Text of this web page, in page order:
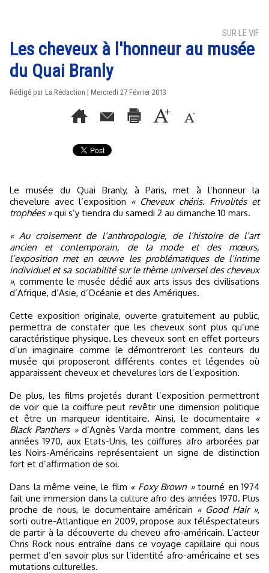
SUR LE VIF
Les cheveux à l'honneur au musée
du Quai Branly
Rédigé par La Rédaction | Mercredi 27 Février 2013
Le musée du Quai Branly, à Paris, met à l’honneur la
chevelure avec l’exposition « Cheveux chéris. Frivolités et
trophées »qui s’y tiendra du samedi 2 au dimanche 10 mars.
« Au croisement de l’anthropologie, de l’histoire de l’art
ancien et contemporain, de la mode et des mœurs,
l’exposition met en œuvre les problématiques de l’intime
individuel et sa sociabilité sur le thème universel des cheveux
», commente le musée dédié aux arts issus des civilisations
d’Afrique, d’Asie, d’Océanie et des Amériques.
Cette exposition originale, ouverte gratuitement au public,
permettra de constater que les cheveux sont plus qu’une
caractéristique physique. Les cheveux sont en effet porteurs
d’un imaginaire comme le démontreront les conteurs du
musée qui proposeront différents contes et légendes où
apparaissent cheveux et chevelures lors de l’exposition.
De plus, les films projetés durant l’exposition permettront
de voir que la coiffure peut revêtir une dimension politique
et être un marqueur identitaire. Ainsi, le documentaire
«
Black Panthers »d’Agnès Varda montre comment, dans les
années 1970, aux Etats-Unis, les coiffures afro arborées par
les Noirs-Américains représentaient un signe de distinction
fort et d’affirmation de soi.
Dans la même veine, le film « Foxy Brown »tourné en 1974
fait une immersion dans la culture afro des années 1970. Plus
proche de nous, le documentaire américain « Good Hair »,
sorti outre-Atlantique en 2009, propose aux téléspectateurs
de partir à la découverte du cheveu afro-américain. L’acteur
Chris Rock nous entraîne dans ce voyage capillaire qui nous
permet d’en savoir plus sur l’identité afro-américaine et ses
mutations culturelles.